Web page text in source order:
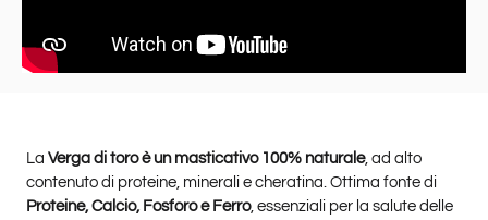
La Verga di toro è un masticativo 100% naturale, ad alto
contenuto di proteine, minerali e cheratina. Ottima fonte di
Proteine, Calcio, Fosforo e Ferro, essenziali per la salute delle